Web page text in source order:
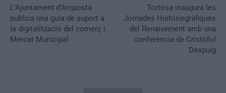
L’Ajuntament d’Amposta
publica una guia de suport a
la digitalització del comerç i
Mercat Municipal
Tortosa inaugura les
Jornades Historiogràfiques
del Renaixement amb una
conferència de Cristòfol
Despuig